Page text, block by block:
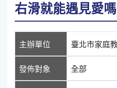
右滑就能遇見愛
主辦單位 臺北市家庭
發佈對象 全部